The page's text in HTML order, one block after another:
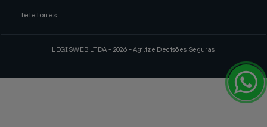
Telefones
LEGISWEB LTDA - 2026 - Agilize Decisões Seguras